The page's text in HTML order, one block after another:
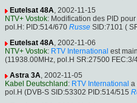
Eutelsat 48A, 2002-11-15
NTV+ Vostok: Modification des PID pour
pol.H: PID:514/670 Russe SID:7101 (
Eutelsat 48A, 2002-11-06
NTV+ Vostok: RTV International est
(11938.00MHz, pol.H SR:27500
Astra 3A, 2002-11-05
Kabel Deutschland : RTV International a
pol.H (DVB-S SID:53302 PID:514/515